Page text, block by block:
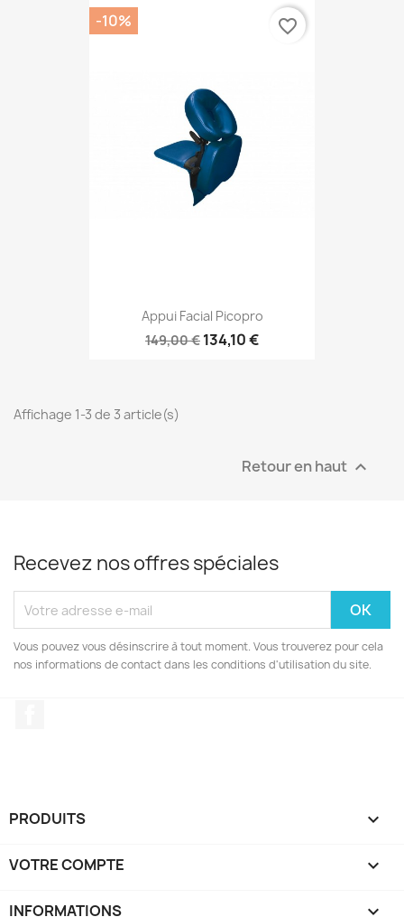
Appui Facial Picopro
149,00 € 134,10 €
-10% favorite_border
Affichage 1-3 de 3 article(s)
Retour en haut 
Recevez nos offres spéciales
Vous pouvez vous désinscrire à tout moment. Vous trouverez pour cela
nos informations de contact dans les conditions d'utilisation du site.
PRODUITS 
VOTRE COMPTE 
INFORMATIONS keyboard_arrow_down